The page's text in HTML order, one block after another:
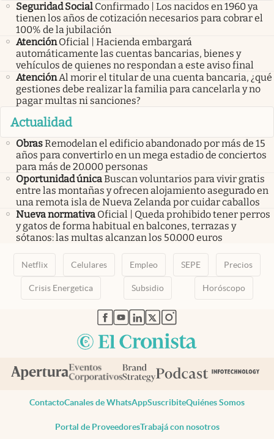
Seguridad Social Confirmado | Los nacidos en 1960 ya
tienen los años de cotización necesarios para cobrar el
100% de la jubilación
Atención Oficial | Hacienda embargará
automáticamente las cuentas bancarias, bienes y
vehículos de quienes no respondan a este aviso final
AtenciónAl morir el titular de una cuenta bancaria, ¿qué
gestiones debe realizar la familia para cancelarla y no
pagar multas ni sanciones?
Actualidad
ObrasRemodelan el edificio abandonado por más de 15
años para convertirlo en un mega estadio de conciertos
para más de 20.000 personas
Oportunidad únicaBuscan voluntarios para vivir gratis
entre las montañas y ofrecen alojamiento asegurado en
una remota isla de Nueva Zelanda por cuidar caballos
Nueva normativa Oficial | Queda prohibido tener perros
y gatos de forma habitual en balcones, terrazas y
sótanos: las multas alcanzan los 50.000 euros
Netflix Celulares Empleo SEPE Precios
Crisis Energetica Subsidio Horóscopo
abre en nueva pestaña
abre en nueva pestaña
abre en nueva pestaña
abre en nueva pestaña
abre en nueva pestaña
ContactoCanales de WhatsAppSuscribiteQuiénes Somos
Portal de ProveedoresTrabajá con nosotros